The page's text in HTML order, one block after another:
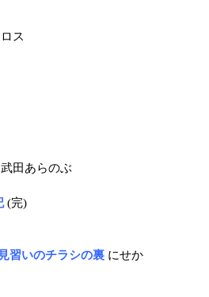
ス
武田あらのぶ
(完)
習いのチラシの裏 にせか